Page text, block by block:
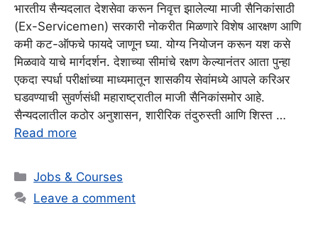
भारतीय सैन्यदलात देशसेवा करून निवृत्त झालेल्या माजी सैनिकांसाठी
(Ex-Servicemen) सरकारी नोकरीत मिळणारे विशेष आरक्षण आणि
कमी कट-ऑफचे फायदे जाणून घ्या. योग्य नियोजन करून यश कसे
मिळवावे याचे मार्गदर्शन. देशाच्या सीमांचे रक्षण केल्यानंतर आता पुन्हा
एकदा स्पर्धा परीक्षांच्या माध्यमातून शासकीय सेवांमध्ये आपले करिअर
घडवण्याची सुवर्णसंधी महाराष्ट्रातील माजी सैनिकांसमोर आहे.
सैन्यदलातील कठोर अनुशासन, शारीरिक तंदुरुस्ती आणि शिस्त …
Read more
Categories
Jobs & Courses
Leave a comment